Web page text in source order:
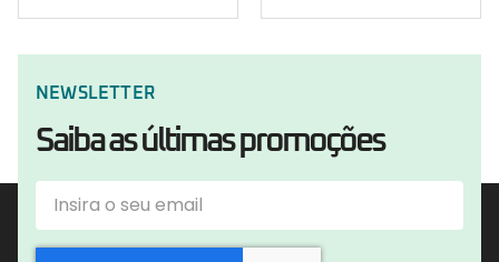
NEWSLETTER
Saiba as últimas promoções